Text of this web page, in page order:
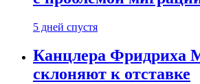
5 дней спустя
Канцлера Фридриха
склоняют к отставке